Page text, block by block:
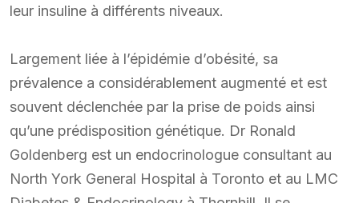
leur insuline à différents niveaux.
Largement liée à l’épidémie d’obésité, sa
prévalence a considérablement augmenté et est
souvent déclenchée par la prise de poids ainsi
qu’une prédisposition génétique. Dr Ronald
Goldenberg est un endocrinologue consultant au
North York General Hospital à Toronto et au LMC